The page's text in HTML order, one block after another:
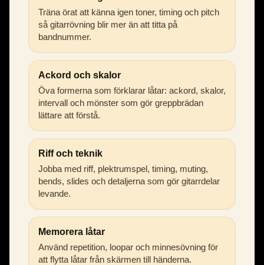
Träna örat att känna igen toner, timing och pitch
så gitarrövning blir mer än att titta på
bandnummer.
Ackord och skalor
Öva formerna som förklarar låtar: ackord, skalor,
intervall och mönster som gör greppbrädan
lättare att förstå.
Riff och teknik
Jobba med riff, plektrumspel, timing, muting,
bends, slides och detaljerna som gör gitarrdelar
levande.
Memorera låtar
Använd repetition, loopar och minnesövning för
att flytta låtar från skärmen till händerna.